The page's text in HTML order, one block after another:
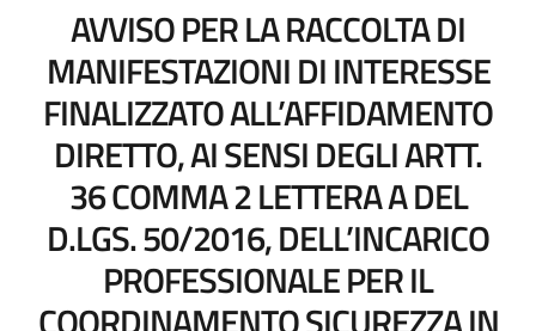
AVVISO PER LA RACCOLTA DI
MANIFESTAZIONI DI INTERESSE
FINALIZZATO ALL’AFFIDAMENTO
DIRETTO, AI SENSI DEGLI ARTT.
36 COMMA 2 LETTERA A DEL
D.LGS. 50/2016, DELL’INCARICO
PROFESSIONALE PER IL